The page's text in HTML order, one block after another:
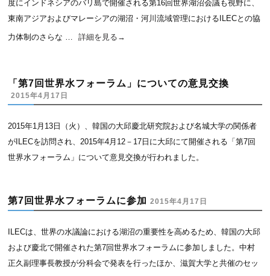
度にインドネシアのバリ島で開催される第16回世界湖沼会議も視野に、
東南アジアおよびマレーシアの湖沼・河川流域管理におけるILECとの協
力体制のさらな … 詳細を見る →
「第7回世界水フォーラム」についての意見交換
2015年4月17日
2015年1月13日（火）、韓国の大邱慶北研究院および名城大学の関係者
がILECを訪問され、2015年4月12－17日に大邱にて開催される「第7回
世界水フォーラム」について意見交換が行われました。
第7回世界水フォーラムに参加 2015年4月17日
ILECは、世界の水議論における湖沼の重要性を高めるため、韓国の大邱
および慶北で開催された第7回世界水フォーラムに参加しました。中村
正久副理事長教授が分科会で発表を行ったほか、滋賀大学と共催のセッ